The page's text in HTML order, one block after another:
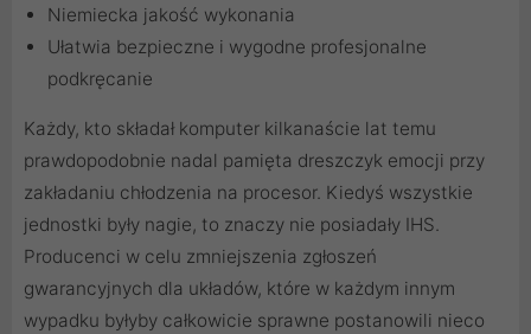
Niemiecka jakość wykonania
Ułatwia bezpieczne i wygodne profesjonalne
podkręcanie
Każdy, kto składał komputer kilkanaście lat temu
prawdopodobnie nadal pamięta dreszczyk emocji przy
zakładaniu chłodzenia na procesor. Kiedyś wszystkie
jednostki były nagie, to znaczy nie posiadały IHS.
Producenci w celu zmniejszenia zgłoszeń
gwarancyjnych dla układów, które w każdym innym
wypadku byłyby całkowicie sprawne postanowili nieco